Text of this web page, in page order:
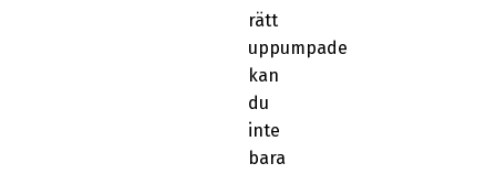
rätt
uppumpade
kan
du
inte
bara